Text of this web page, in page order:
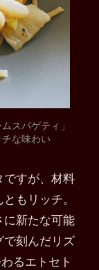
スパゲティ」
な味わい
ですが、材料
もリッチ。
に新たな可能
刻んだリズ
るエトセト